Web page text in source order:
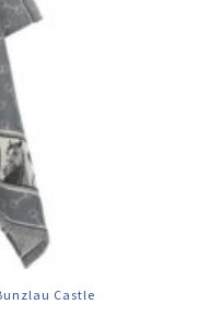
Castle